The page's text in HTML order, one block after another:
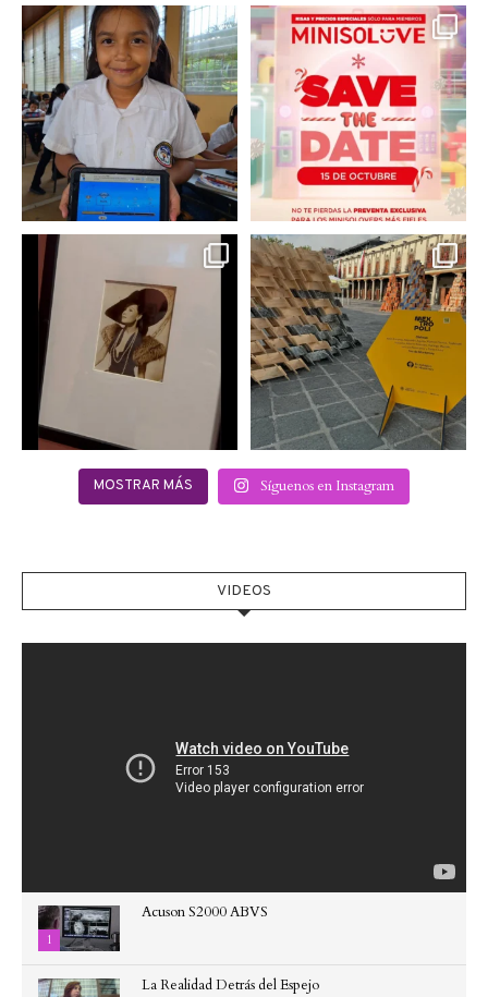
En un contexto donde
muchas niñas y
adolescentes...
0 0
La temporada navideña
llegó a @minisomexico...
2 0
Hoy sábado 28 de
septiembre se inauguró
en...
2 0
Este fin de semana no te
pierdas @mextropoli, el...
2 0
MOSTRAR MÁS Síguenos en Instagram
VIDEOS
1
Acuson S2000 ABVS
La Realidad Detrás del Espejo